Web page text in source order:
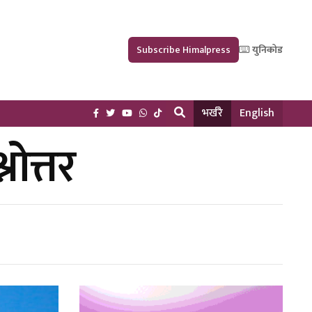
Subscribe Himalpress युनिकोड
भर्खरै English